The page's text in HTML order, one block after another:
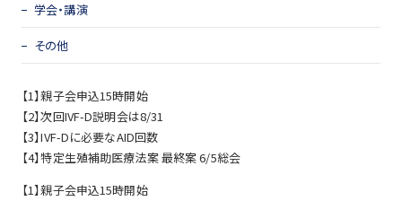
学会・講演
その他
【1】親子会申込15時開始
【2】次回IVF-D説明会は8/31
【3】IVF-Dに必要なAID回数
【4】特定生殖補助医療法案 最終案 6/5総会
【1】親子会申込15時開始